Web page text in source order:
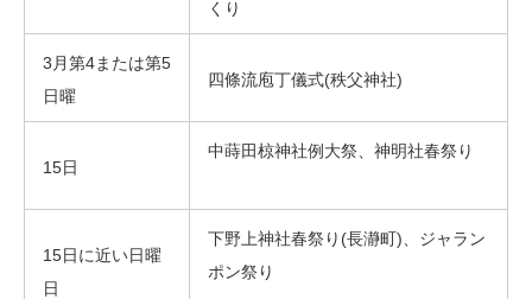
くり
3月第4または第5
日曜
四條流庖丁儀式(秩父神社)
15日
中蒔田椋神社例大祭、神明社春祭り
15日に近い日曜
日
下野上神社春祭り(長瀞町)、ジャラン
ポン祭り